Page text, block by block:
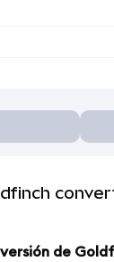
de